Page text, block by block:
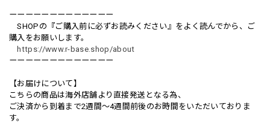
ーーーーーーーーーーーーー
SHOPの『ご購入前に必ずお読みください』をよく読んでから、ご
購入をお願いします。
https://www.r-base.shop/about
ーーーーーーーーーーーーー
【お届けについて】
こちらの商品は海外店舗より直接発送となる為、
ご決済から到着まで2週間〜4週間前後のお時間をいただいておりま
す。